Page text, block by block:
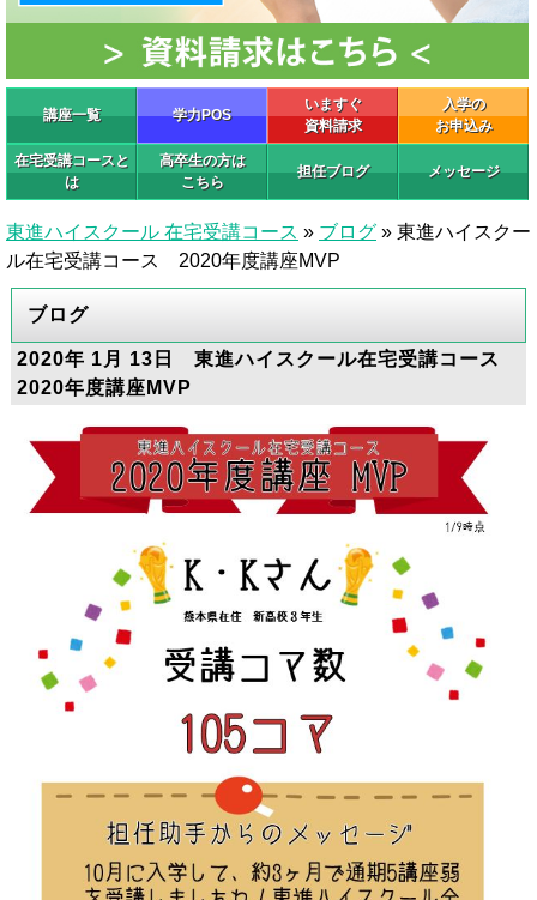
講座一覧 学力POS
いますぐ
資料請求
入学の
お申込み
在宅受講コースと
は
高卒生の方は
こちら
担任ブログ メッセージ
東進ハイスクール 在宅受講コース » ブログ » 東進ハイスクー
ル在宅受講コース 2020年度講座MVP
ブログ
2020年 1月 13日 東進ハイスクール在宅受講コース
2020年度講座MVP